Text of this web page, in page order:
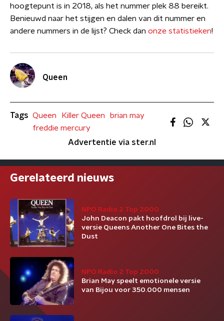
hoogtepunt is in 2018, als het nummer plek 88 bereikt.
Benieuwd naar het stijgen en dalen van dit nummer en
andere nummers in de lijst? Check dan onze statistieken!
Queen
Tags Queen Killer Queen
brian may
freddie mercury
Advertentie via ster.nl
Gerelateerd nieuws
NPO Radio 2 Top 2000
John Deacon pakt hoofdrol bij live-
versie Queens Another One Bites the
Dust
NPO Radio 2 Top 2000
Brian May speelt emotionele versie
van Bijou voor 350.000 mensen